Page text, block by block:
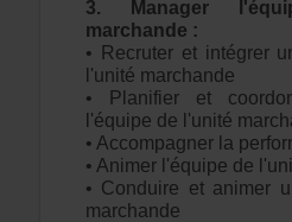
3. Manager
marchande :
• Recruter et intégrer
l'unité marchande
• Planifier et
l'équipe de l'unité
• Accompagner la
• Animer l'équipe de
• Conduire et animer
marchande